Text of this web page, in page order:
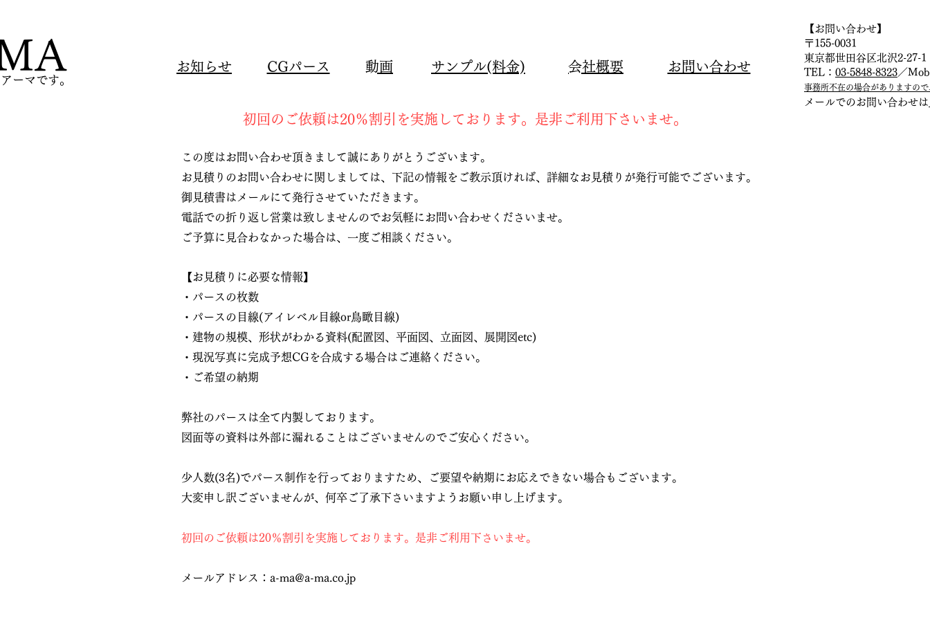
ーマです。
​お知らせ ​CGパース ​動画 ​サンプル(料金) ​会社概要 ​お問い合わせ
​初回のご依頼は20％割引を実施しております。是非ご利用下さいませ。
【お問い合わせ】
〒155-0031
東京都世田谷区北沢2-27-1
TEL： 03-5848-8323／
事務所不在の場合がありますの
メールでのお問い合わせは
この度はお問い合わせ頂きまして誠にありがとうございます。
お見積りのお問い合わせに関しましては、下記の情報をご教示頂ければ、詳細なお見積りが発行可能でございます。
御見積書はメールにて発行させていただきます。
電話での折り返し営業は致しませんのでお気軽にお問い合わせくださいませ。​
ご予算に見合わなかった場合は、一度ご相談ください。
【お見積りに必要な情報】
・パースの枚数
・パースの目線(アイレベル目線or鳥瞰目線)
・建物の規模、形状がわかる資料(配置図、平面図、立面図、展開図etc)
・現況写真に完成予想CGを合成する場合はご連絡ください。
・ご希望の納期
弊社のパースは全て内製しております。
図面等の資料は外部に漏れることはございませんのでご安心ください。
少人数(3名)でパース制作を行っておりますため、ご要望や納期にお応えできない場合も ございます。
大変申し訳ございませんが、何卒ご了承下さいますようお願い申し上げます。
​初回のご依頼は20％割引を実施しております。是非ご利用下さいませ。
​メールアドレス： a-ma@a-ma.co.jp